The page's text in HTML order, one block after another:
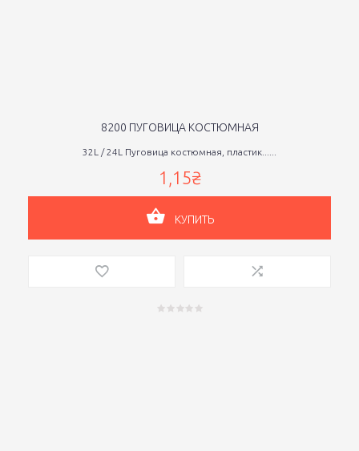
8200 ПУГОВИЦА КОСТЮМНАЯ
32L / 24L Пуговица костюмная, пластик......
1,15₴
КУПИТЬ